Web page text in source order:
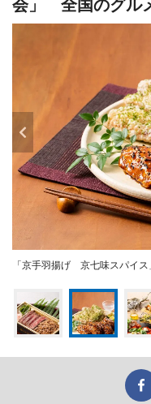
会」 全国のグル
「京手羽揚げ 京七味スパイス